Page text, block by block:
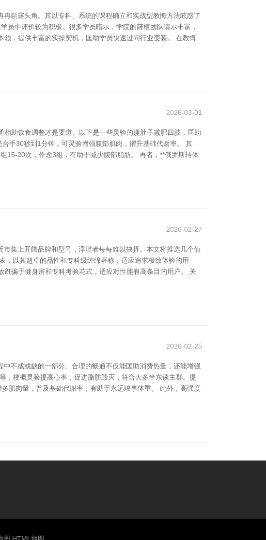
崭露头角。其以专科、系统的课程确立和实战型教悔方法眩惑了
员中评价较为积极。很多学员暗示，学院的莳植团队请示丰富，
，提供丰富的实操契机，匡助学员快速过问行业变装。 在教悔
2026-03-01
助饮食调整才是要道。以下是一些灵验的瘦肚子减肥四肢，匡助
手30秒到1分钟，可灵验增强腹部肌肉，擢升基础代谢率。 其
15-20次，作念3组，有助于减少腹部脂肪。 再者，**俄罗斯转体
2026-02-27
集上开阔品牌和型号，浮滥者每每难以抉择。本文将推选几个值
以其超卓的品性和专科级缠绵著称，适应追求极致体验的用
骗于健身房和专科考验花式，适应对性能有高条目的用户。 关
2026-02-25
不成或缺的一部分。合理的畅通不仅能匡助消费热量，还能增强
，梗概灵验提高心率，促进脂肪毁灭，符合大多半东谈主群。提
肌肉量，普及基础代谢率，有助于永远竣事体重。 此外，高强度